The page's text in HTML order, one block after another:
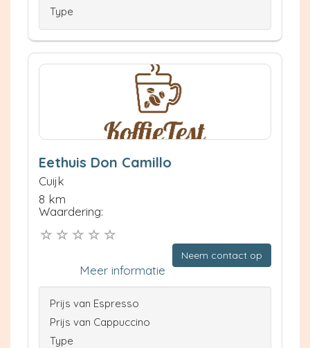
Type
Eethuis Don Camillo
Cuijk
8 km
Waardering:
Neem contact op
Meer informatie
Prijs van Espresso
Prijs van Cappuccino
Type